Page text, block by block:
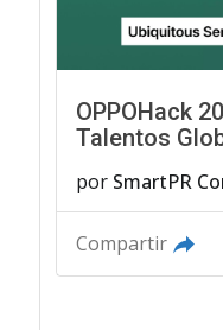
OPPOHack
Talentos
por SmartPR
Compartir